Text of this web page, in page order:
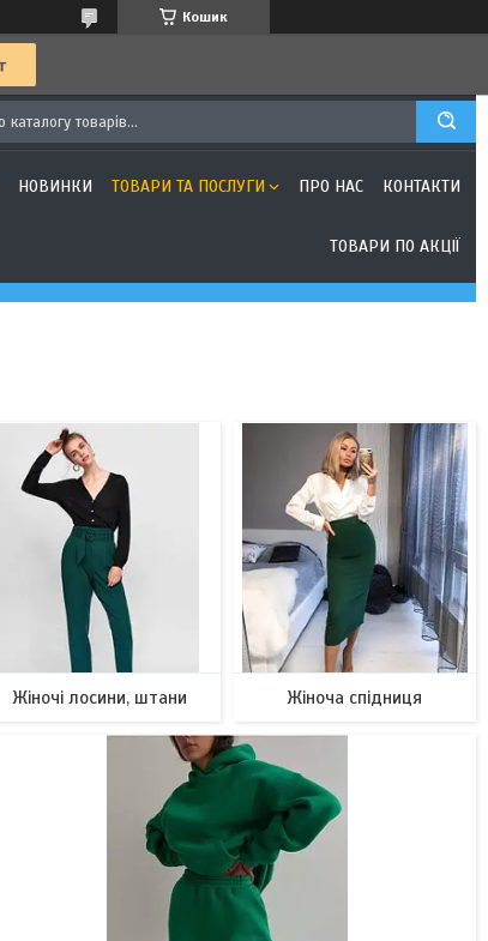
Кошик
НОВИНКИ ТОВАРИ ТА ПОСЛУГИ ПРО НАС КОНТАКТИ
ТОВАРИ ПО АКЦІЇ
316
Жіночі лосини, штани
108
Жіноча спідниця